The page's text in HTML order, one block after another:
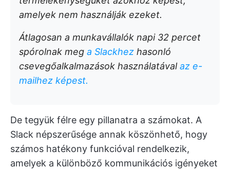
amelyek nem használják ezeket.
Átlagosan a munkavállalók napi 32 percet
spórolnak meg a Slackhez hasonló
csevegőalkalmazások használatávalaz e-
mailhez képest.
De tegyük félre egy pillanatra a számokat. A
Slack népszerűsége annak köszönhető, hogy
számos hatékony funkcióval rendelkezik,
amelyek a különböző kommunikációs igényeket